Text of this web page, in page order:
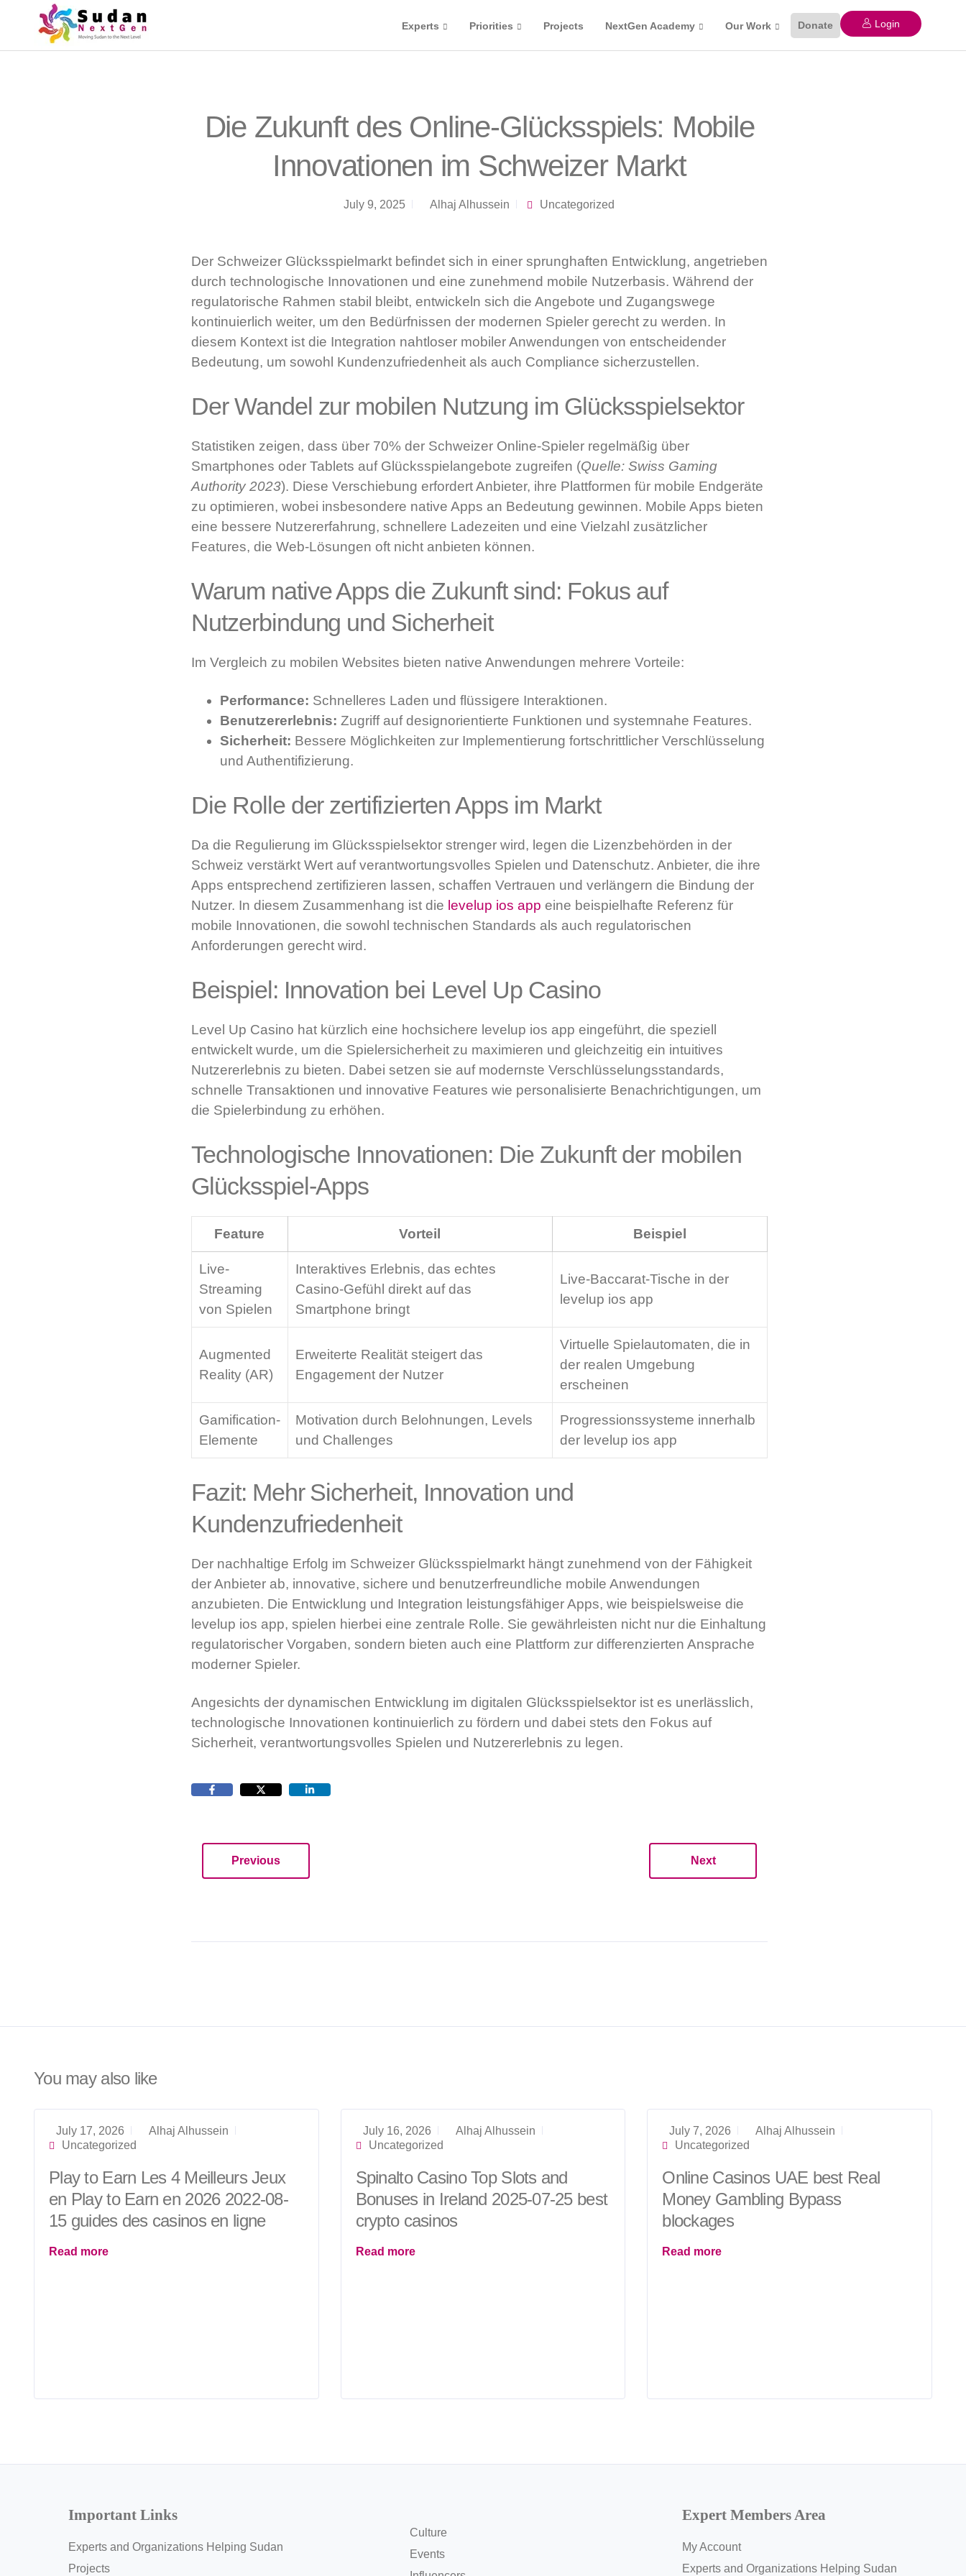
Experts Priorities Projects NextGen Academy Our Work Donate Login
Die Zukunft des Online-Glücksspiels: Mobile
Innovationen im Schweizer Markt
July 9, 2025 Alhaj Alhussein Uncategorized
Der Schweizer Glücksspielmarkt befindet sich in einer sprunghaften Entwicklung, angetrieben
durch technologische Innovationen und eine zunehmend mobile Nutzerbasis. Während der
regulatorische Rahmen stabil bleibt, entwickeln sich die Angebote und Zugangswege
kontinuierlich weiter, um den Bedürfnissen der modernen Spieler gerecht zu werden. In
diesem Kontext ist die Integration nahtloser mobiler Anwendungen von entscheidender
Bedeutung, um sowohl Kundenzufriedenheit als auch Compliance sicherzustellen.
Der Wandel zur mobilen Nutzung im Glücksspielsektor
Statistiken zeigen, dass über 70%der Schweizer Online-Spieler regelmäßig über
Smartphones oder Tablets auf Glücksspielangebote zugreifen (Quelle: Swiss Gaming
Authority 2023). Diese Verschiebung erfordert Anbieter, ihre Plattformen für mobile Endgeräte
zu optimieren, wobei insbesondere native Apps an Bedeutung gewinnen. Mobile Apps bieten
eine bessere Nutzererfahrung, schnellere Ladezeiten und eine Vielzahl zusätzlicher
Features, die Web-Lösungen oft nicht anbieten können.
Warum native Apps die Zukunft sind: Fokus auf
Nutzerbindung und Sicherheit
Im Vergleich zu mobilen Websites bieten native Anwendungen mehrere Vorteile:
Performance: Schnelleres Laden und flüssigere Interaktionen.
Benutzererlebnis: Zugriff auf designorientierte Funktionen und systemnahe Features.
Sicherheit: Bessere Möglichkeiten zur Implementierung fortschrittlicher Verschlüsselung
und Authentifizierung.
Die Rolle der zertifizierten Apps im Markt
Da die Regulierung im Glücksspielsektor strenger wird, legen die Lizenzbehörden in der
Schweiz verstärkt Wert auf verantwortungsvolles Spielen und Datenschutz. Anbieter, die ihre
Apps entsprechend zertifizieren lassen, schaffen Vertrauen und verlängern die Bindung der
Nutzer. In diesem Zusammenhang ist die levelup ios app eine beispielhafte Referenz für
mobile Innovationen, die sowohl technischen Standards als auch regulatorischen
Anforderungen gerecht wird.
Beispiel: Innovation bei Level Up Casino
Level Up Casino hat kürzlich eine hochsichere levelup ios app eingeführt, die speziell
entwickelt wurde, um die Spielersicherheit zu maximieren und gleichzeitig ein intuitives
Nutzererlebnis zu bieten. Dabei setzen sie auf modernste Verschlüsselungsstandards,
schnelle Transaktionen und innovative Features wie personalisierte Benachrichtigungen, um
die Spielerbindung zu erhöhen.
Technologische Innovationen: Die Zukunft der mobilen
Glücksspiel-Apps
Feature Vorteil Beispiel
Live-
Streaming
von Spielen
Interaktives Erlebnis, das echtes
Casino-Gefühl direkt auf das
Smartphone bringt
Live-Baccarat-Tische in der
levelup ios app
Augmented
Reality (AR)
Erweiterte Realität steigert das
Engagement der Nutzer
Virtuelle Spielautomaten, die in
der realen Umgebung
erscheinen
Gamification-
Elemente
Motivation durch Belohnungen, Levels
und Challenges
Progressionssysteme innerhalb
der levelup ios app
Fazit: Mehr Sicherheit, Innovation und
Kundenzufriedenheit
Der nachhaltige Erfolg im Schweizer Glücksspielmarkt hängt zunehmend von der Fähigkeit
der Anbieter ab, innovative, sichere und benutzerfreundliche mobile Anwendungen
anzubieten. Die Entwicklung und Integration leistungsfähiger Apps, wie beispielsweise die
levelup ios app, spielen hierbei eine zentrale Rolle. Sie gewährleisten nicht nur die Einhaltung
regulatorischer Vorgaben, sondern bieten auch eine Plattform zur differenzierten Ansprache
moderner Spieler.
Angesichts der dynamischen Entwicklung im digitalen Glücksspielsektor ist es unerlässlich,
technologische Innovationen kontinuierlich zu fördern und dabei stets den Fokus auf
Sicherheit, verantwortungsvolles Spielen und Nutzererlebnis zu legen.
Previous Next
You may also like
July 17, 2026
Alhaj Alhussein
Uncategorized
Play to Earn Les 4 Meilleurs Jeux
en Play to Earn en 2026 2022-08-
15 guides des casinos en ligne
Read more
July 16, 2026
Alhaj Alhussein
Uncategorized
Spinalto Casino Top Slots and
Bonuses in Ireland 2025-07-25 best
crypto casinos
Read more
July 7, 2026
Alhaj Alhussein
Uncategorized
Online Casinos UAE best Real
Money Gambling Bypass
blockages
Read more
Important Links
Experts and Organizations Helping Sudan
Projects
Culture
Events
Expert Members Area
My Account
Experts and Organizations Helping Sudan